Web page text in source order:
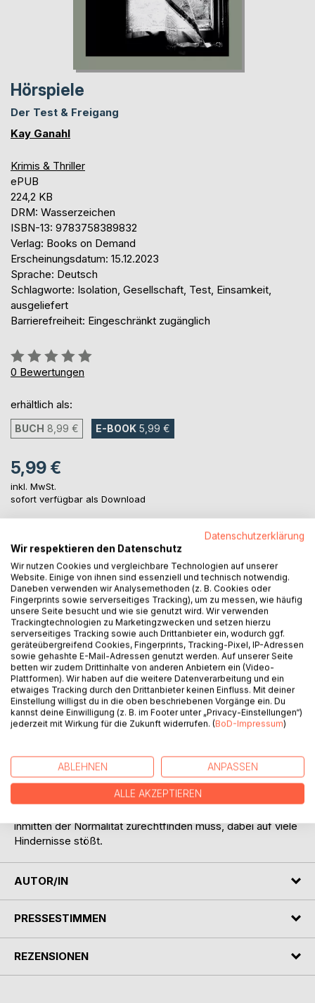
Hörspiele
Der Test & Freigang
Kay Ganahl
Krimis & Thriller
ePUB
224,2 KB
DRM: Wasserzeichen
ISBN-13: 9783758389832
Verlag: Books on Demand
Erscheinungsdatum: 15.12.2023
Sprache: Deutsch
Schlagworte: Isolation, Gesellschaft, Test, Einsamkeit,
ausgeliefert
Barrierefreiheit: Eingeschränkt zugänglich
Bewertung::
0%
0 Bewertungen
erhältlich als:
BUCH 8,99 € E-BOOK 5,99 €
5,99 €
inkl. MwSt.
sofort verfügbar als Download
IN DEN WARENKORB
Auf die Merkliste
Titel bewerten
BESCHREIBUNG
"Außenseiter" behandelt. In "Der Test" wird die Isolation
während eines psychologischen Tests aufgezeigt. Und in
"Freigang" wird verdeutlicht, wie problematisch das Leben
inmitten der Normalität zurechtfinden muss, dabei auf viele
Hindernisse stößt.
AUTOR/IN
PRESSESTIMMEN
REZENSIONEN
Datenschutzerklärung
Wir respektieren den Datenschutz
Wir nutzen Cookies und vergleichbare Technologien auf unserer
Website. Einige von ihnen sind essenziell und technisch notwendig.
Daneben verwenden wir Analysemethoden (z. B. Cookies oder
Fingerprints sowie serverseitiges Tracking), um zu messen, wie häufig
unsere Seite besucht und wie sie genutzt wird. Wir verwenden
Trackingtechnologien zu Marketingzwecken und setzen hierzu
serverseitiges Tracking sowie auch Drittanbieter ein, wodurch ggf.
geräteübergreifend Cookies, Fingerprints, Tracking-Pixel, IP-Adressen
sowie gehashte E-Mail-Adressen genutzt werden. Auf unserer Seite
betten wir zudem Drittinhalte von anderen Anbietern ein (Video-
Plattformen). Wir haben auf die weitere Datenverarbeitung und ein
etwaiges Tracking durch den Drittanbieter keinen Einfluss. Mit deiner
Einstellung willigst du in die oben beschriebenen Vorgänge ein. Du
kannst deine Einwilligung (z. B. im Footer unter „Privacy-Einstellungen“)
jederzeit mit Wirkung für die Zukunft widerrufen. (BoD-Impressum)
ABLEHNEN ANPASSEN
ALLE AKZEPTIEREN